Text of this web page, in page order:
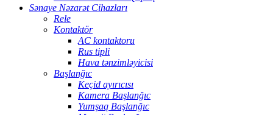
Sənaye Nəzarət Cihazları
Rele
Kontaktör
AC kontaktoru
Rus tipli
Hava tənzimləyicisi
Başlanğıc
Keçid ayırıcısı
Kamera Başlanğıc
Yumşaq Başlanğıc